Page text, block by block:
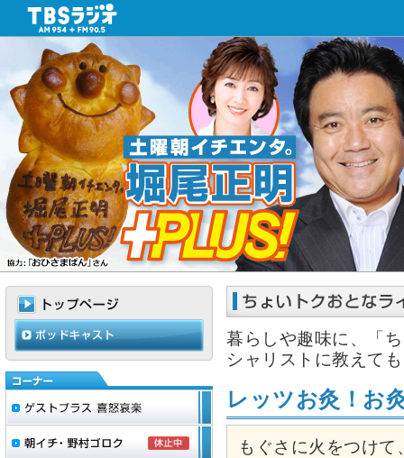
暮らしや趣味に、「
シャリストに教えて
レッツお灸！お
もぐさに火をつけ